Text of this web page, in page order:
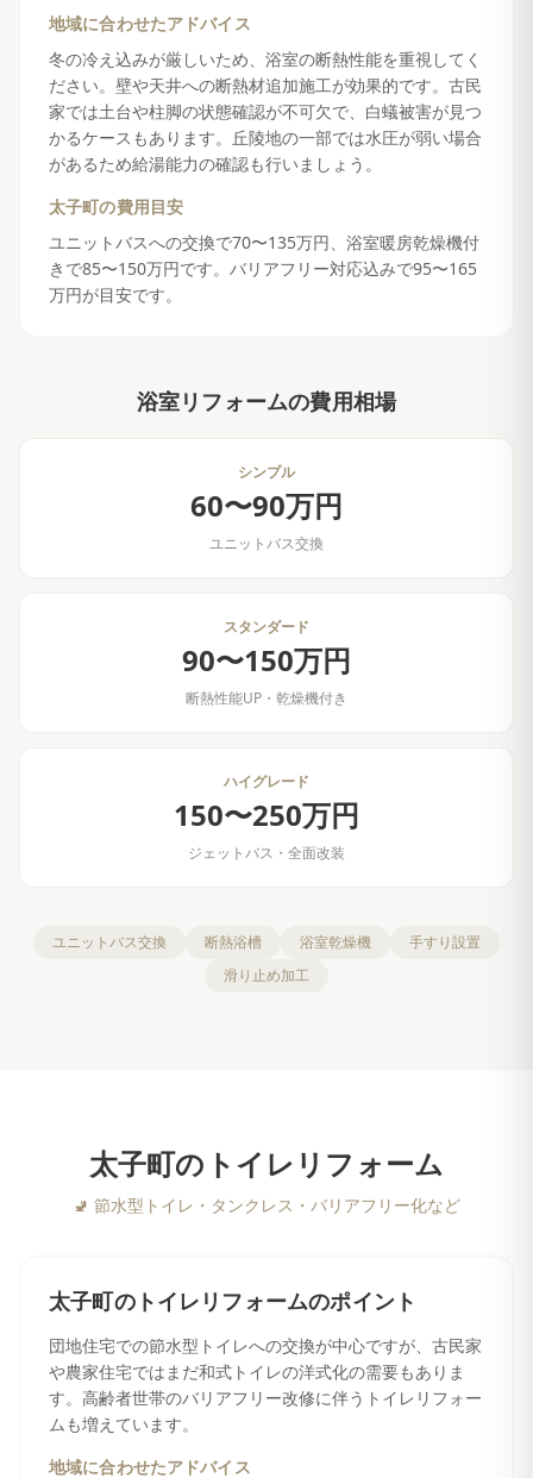
地域に合わせたアドバイス
冬の冷え込みが厳しいため、浴室の断熱性能を重視してく
ださい。壁や天井への断熱材追加施工が効果的です。古民
家では土台や柱脚の状態確認が不可欠で、白蟻被害が見つ
かるケースもあります。丘陵地の一部では水圧が弱い場合
があるため給湯能力の確認も行いましょう。
太子町の費用目安
ユニットバスへの交換で70〜135万円、浴室暖房乾燥機付
きで85〜150万円です。バリアフリー対応込みで95〜165
万円が目安です。
浴室リフォームの費用相場
シンプル
60〜90万円
ユニットバス交換
スタンダード
90〜150万円
断熱性能UP・乾燥機付き
ハイグレード
150〜250万円
ジェットバス・全面改装
ユニットバス交換 断熱浴槽 浴室乾燥機
手すり設置
滑り止め加工
太子町の トイレリフォーム
🚽 節水型トイレ・タンクレス・バリアフリー化など
太子町 のトイレリフォームのポイント
団地住宅での節水型トイレへの交換が中心ですが、古民家
や農家住宅ではまだ和式トイレの洋式化の需要もありま
す。高齢者世帯のバリアフリー改修に伴うトイレリフォー
ムも増えています。
地域に合わせたアドバイス